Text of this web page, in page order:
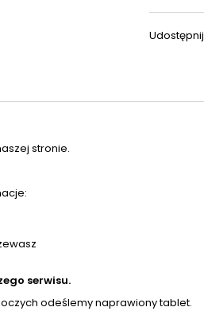
Udostępnij
stronie.
serwisu.
odeślemy naprawiony tablet.